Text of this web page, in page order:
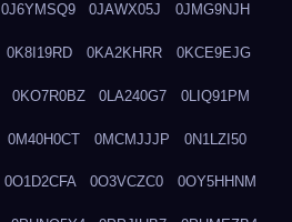
0J6YMSQ9 0JAWX05J 0JMG9NJH
0K8I19RD 0KA2KHRR 0KCE9EJG
0KO7R0BZ 0LA240G7 0LIQ91PM
0M40H0CT 0MCMJJJP 0N1LZI50
0O1D2CFA 0O3VCZC0 0OY5HHNM